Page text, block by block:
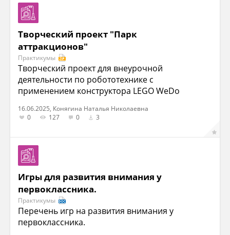
Творческий проект "Парк
аттракционов"
Практикумы
Творческий проект для внеурочной
деятельности по робототехнике с
применением конструктора LEGO WeDo
16.06.2025, Конягина Наталья Николаевна
0
127 0 3
Игры для развития внимания у
первоклассника.
Практикумы
Перечень игр на развития внимания у
первоклассника.